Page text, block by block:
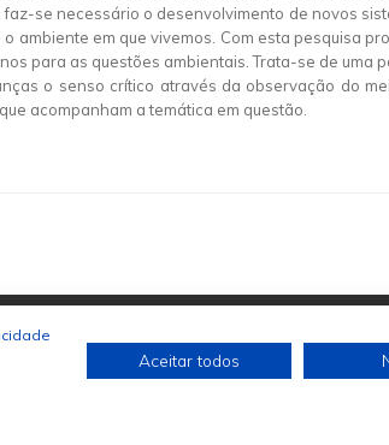
se necessário o desenvolvimento de novos
em que vivemos. Com esta pesquisa
para as questões ambientais. Trata-se de uma
o senso crítico através da observação do
acompanham a temática em questão.
Aceitar todos